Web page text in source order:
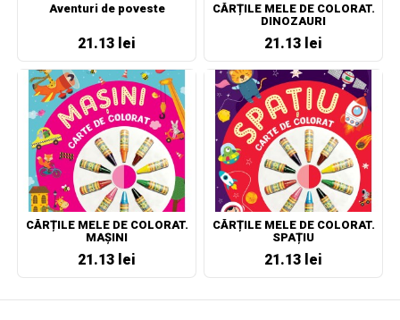
Aventuri de poveste
21.13 lei
CĂRȚILE MELE DE COLORAT.
DINOZAURI
21.13 lei
CĂRȚILE MELE DE COLORAT.
MAȘINI
21.13 lei
CĂRȚILE MELE DE COLORAT.
SPAȚIU
21.13 lei